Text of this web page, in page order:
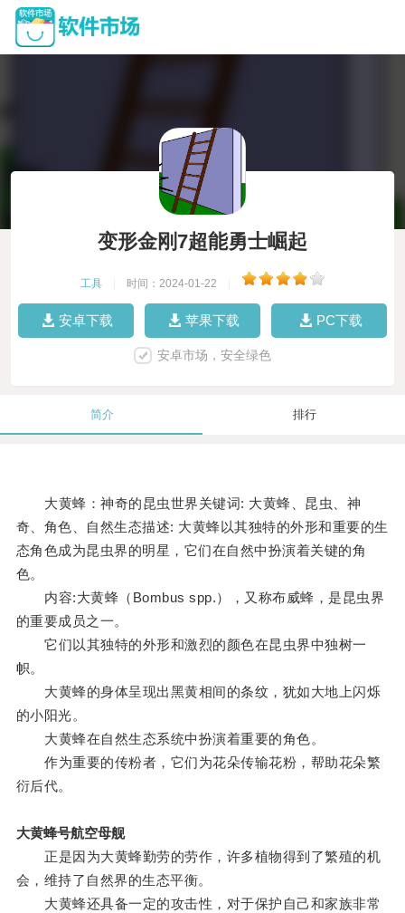
变形金刚7超能勇士崛起
工具 时间：2024-01-22
安卓下载 苹果下载 PC下载
安卓市场，安全绿色
简介 排行
大黄蜂：神奇的昆虫世界关键词: 大黄蜂、昆虫、神
奇、角色、自然生态描述: 大黄蜂以其独特的外形和重要的生
态角色成为昆虫界的明星，它们在自然中扮演着关键的角
色。
内容:大黄蜂（Bombus spp.），又称布威蜂，是昆虫界
的重要成员之一。
它们以其独特的外形和激烈的颜色在昆虫界中独树一
帜。
大黄蜂的身体呈现出黑黄相间的条纹，犹如大地上闪烁
的小阳光。
大黄蜂在自然生态系统中扮演着重要的角色。
作为重要的传粉者，它们为花朵传输花粉，帮助花朵繁
衍后代。
大黄蜂号航空母舰
正是因为大黄蜂勤劳的劳作，许多植物得到了繁殖的机
会，维持了自然界的生态平衡。
大黄蜂还具备一定的攻击性，对于保护自己和家族非常